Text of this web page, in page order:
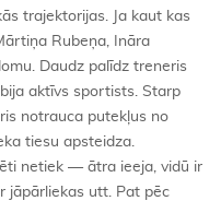
trajektorijas. Ja kaut kas
Rubeņa, Ināra
Daudz palīdz treneris
aktīvs sportists. Starp
notrauca putekļus no
tiesu apsteidza.
netiek — ātra ieeja, vidū ir
jāpārliekas utt. Pat pēc